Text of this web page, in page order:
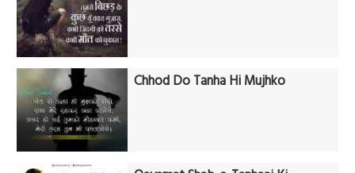
Chhod Do Tanha Hi Mujhko